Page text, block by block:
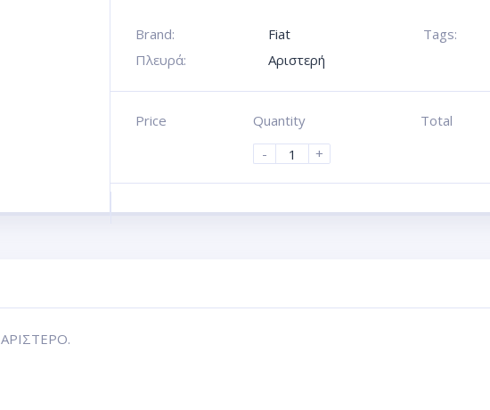
Brand:
Fiat Tags:
Πλευρά:
Αριστερή
Price
Quantity
-
+
Total